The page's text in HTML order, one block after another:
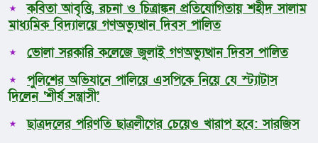
কবিতা আবৃত্তি, রচনা ও চিত্রাঙ্কন প্রতিযোগিতায় শহীদ সালাম
মাধ্যমিক বিদ্যালয়ে গণঅভ্যুত্থান দিবস পালিত
ভোলা সরকারি কলেজে জুলাই গণঅভ্যুত্থান দিবস পালিত
পুলিশের অভিযানে পালিয়ে এসপিকে নিয়ে যে স্ট্যাটাস
দিলেন ‘শীর্ষ সন্ত্রাসী’
ছাত্রদলের পরিণতি ছাত্রলীগের চেয়েও খারাপ হবে: সারজিস